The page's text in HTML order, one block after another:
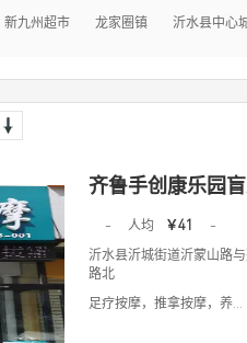
新九州超市 龙家圈镇 沂水县中心
齐鲁手创康乐园
- 人均 ￥41
-
沂水县沂城街道沂蒙山路
路北
足疗按摩，推拿按摩，养...